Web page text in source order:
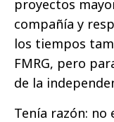
proyectos
compañía y
los tiempos
FMRG, pero
de la
Tenía razón: no